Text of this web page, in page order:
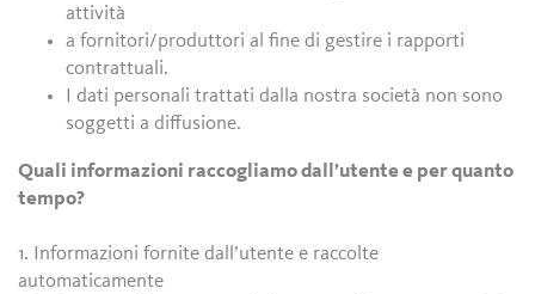
attività
a fornitori/produttori al fine di gestire i rapporti
contrattuali.
I dati personali trattati dalla nostra società non sono
soggetti a diffusione.
Quali informazioni raccogliamo dall’utente e per quanto
tempo?
1. Informazioni fornite dall’utente e raccolte
automaticamente